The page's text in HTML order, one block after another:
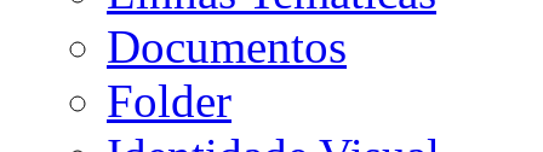
Documentos
Folder